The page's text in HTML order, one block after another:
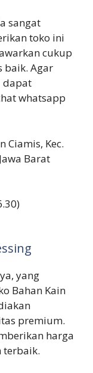
sangat
toko ini
cukup
baik. Agar
dapat
whatsapp
Ciamis, Kec.
Barat
yang
Bahan Kain
premium.
harga
terbaik.